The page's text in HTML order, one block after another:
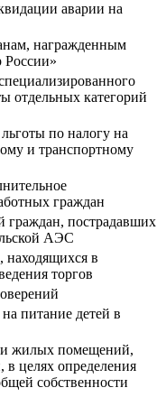
аварии на
награжденным
России»
отдельных категорий
по налогу на
и транспортному
граждан
граждан, пострадавших
АЭС
находящихся в
торгов
питание детей в
жилых помещений,
в целях определения
собственности